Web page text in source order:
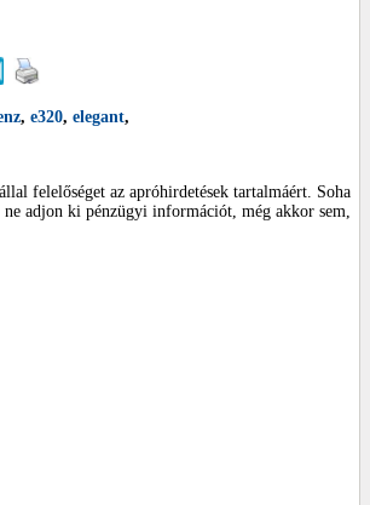
, e320, elegant,
felelőséget az apróhirdetések tartalmáért. Soha
adjon ki pénzügyi információt, még akkor sem,